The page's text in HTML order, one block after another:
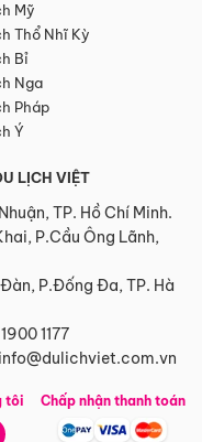
Mỹ
Thổ Nhĩ Kỳ
Bỉ
Nga
Pháp
Ý
LỊCH VIỆT
TP. Hồ Chí Minh.
P.Cầu Ông Lãnh,
P.Đống Đa, TP. Hà
1900 1177
info@dulichviet.com.vn
tôi Chấp nhận thanh toán